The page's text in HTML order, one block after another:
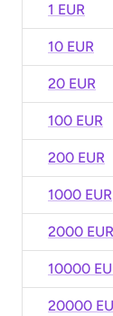
1 EUR
10 EUR
20 EUR
100 EUR
200 EUR
1000 EUR
2000 EUR
10000
20000